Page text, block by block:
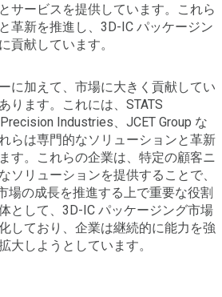
サービスを提供しています。これら
革新を推進し、3D-IC パッケージン
貢献しています。
に加えて、市場に大きく貢献してい
ります。これには、STATS
Industries、JCET Group な
らは専門的なソリューションと革新
す。これらの企業は、特定の顧客ニ
ソリューションを提供することで、
場の成長を推進する上で重要な役割
として、3D-IC パッケージング市場
しており、企業は継続的に能力を強
大しようとしています。